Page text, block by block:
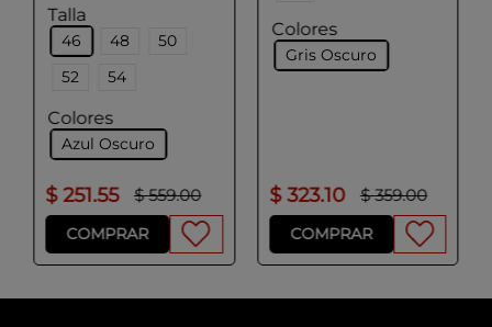
Talla
46 48
50
52
54
Colores
Azul Oscuro
$ 251.55 $ 559.00
COMPRAR
Colores
Gris Oscuro
$ 323.10 $ 359.00
COMPRAR